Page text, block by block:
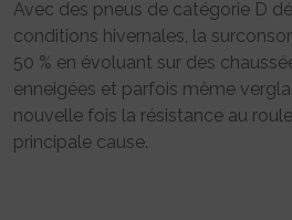
Avec des pneus de catégorie D
conditions hivernales, la
50 % en évoluant sur des
enneigées et parfois même
nouvelle fois la résistance au
principale cause.